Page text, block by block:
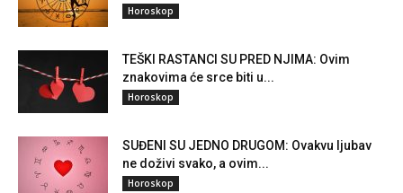
Horoskop
TEŠKI RASTANCI SU PRED NJIMA: Ovim
znakovima će srce biti u...
Horoskop
SUĐENI SU JEDNO DRUGOM: Ovakvu ljubav
ne doživi svako, a ovim...
Horoskop